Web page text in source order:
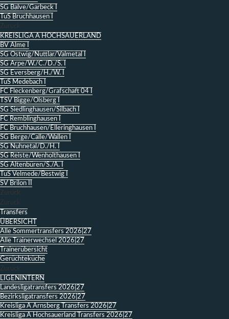
SG Balve/Garbeck I
TuS Bruchhausen I
Zurück
KREISLIGA A HOCHSAUERLAND
BV Alme I
SG Ostwig/Nuttlar/Valmetal I
SG Arpe/W./C./D./S. I
SG Eversberg/H./W. I
TuS Medebach I
FC Fleckenberg/Grafschaft 04 I
TSV Bigge/Olsberg I
SG Siedlinghausen/Silbach I
FC Remblinghausen I
FC Bruchhausen/Elleringhausen I
SG Berge/Calle/Wallen I
SG Nuhnetal/D./H. I
SG Reiste/Wenholthausen I
SG Altenbüren/S./A. I
TuS Velmede/Bestwig I
SV Brilon II
Zurück
Zurück
Transfers
ÜBERSICHT
Alle Sommertransfers 2026|27
Alle Trainerwechsel 2026|27
Trainerübersicht
Gerüchteküche
Zurück
LIGENINTERN
Landesligatransfers 2026|27
Bezirksligatransfers 2026|27
Kreisliga A Arnsberg Transfers 2026|27
Kreisliga A Hochsauerland Transfers 2026|27